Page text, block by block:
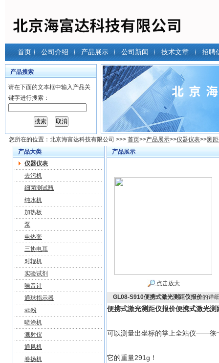
首页 公司介绍 产品展示 公司新闻 技术文章 招聘
产品搜索
请在下面的文本框中输入产品关
键字进行搜索：
您所在的位置： 北京海富达科技有限公司 >>> 首页>>产品展示>>仪器仪表>>测
产品大类
仪器仪表
去污机
细菌测试瓶
纯水机
加热板
泵
电热套
三协电耳
对辊机
实验试剂
噪音计
通球指示器
sb粉
喷涂机
溅射仪
通风机
卷扬机
产品展示
点击放大
GL08-S910便携式激光测距仪报价的详
便携式激光测距仪报价便携式激光测
可以测量出坐标的掌上全站仪——徕
它的重量291g！